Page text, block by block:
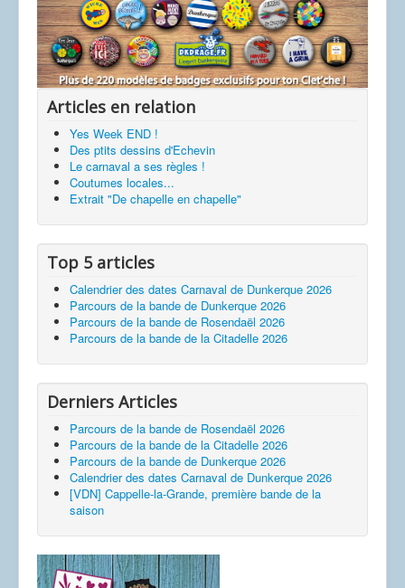
Articles en relation
Yes Week END !
Des ptits dessins d'Echevin
Le carnaval a ses règles !
Coutumes locales...
Extrait "De chapelle en chapelle"
Top 5 articles
Calendrier des dates Carnaval de Dunkerque 2026
Parcours de la bande de Dunkerque 2026
Parcours de la bande de Rosendaël 2026
Parcours de la bande de la Citadelle 2026
Derniers Articles
Parcours de la bande de Rosendaël 2026
Parcours de la bande de la Citadelle 2026
Parcours de la bande de Dunkerque 2026
Calendrier des dates Carnaval de Dunkerque 2026
[VDN] Cappelle-la-Grande, première bande de la
saison